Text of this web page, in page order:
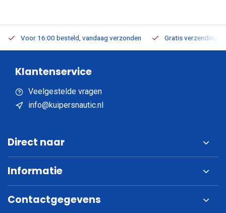
Voor 16:00 besteld, vandaag verzonden Gratis verzending
Klantenservice
Veelgestelde vragen
info@kuipersnautic.nl
Direct naar
Informatie
Contactgegevens